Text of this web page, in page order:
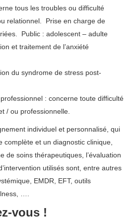
tous les troubles ou difficulté
relationnel. Prise en charge de
Public : adolescent – adulte
et traitement de l’anxiété
du syndrome de stress post-
: concerne toute difficulté
/ ou professionnelle.
individuel et personnalisé, qui
complète et un diagnostic clinique,
de soins thérapeutiques, l’évaluation
utilisés sont, entre autres
EMDR, EFT, outils
….
vous !